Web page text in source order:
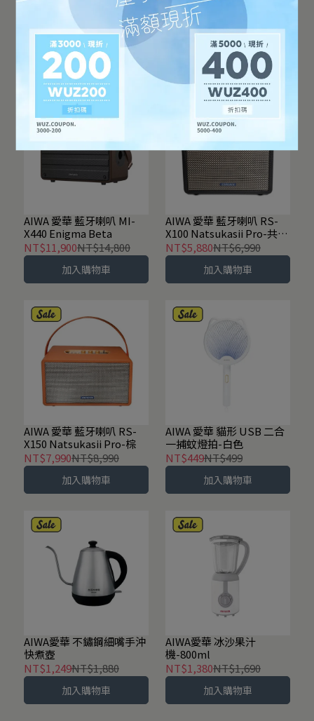
AIWA 愛華 真無線藍牙耳機
NT$2,180NT$2,680
加入購物車
AIWA 愛華 紫外線除菌烘碗
機
NT$2,590NT$3,290
加入購物車
AIWA 愛華 藍牙喇叭 MI-
X440 Enigma Beta
NT$11,900NT$14,800
加入購物車
AIWA 愛華 藍牙喇叭 RS-
X100 Natsukasii Pro-共2
色
NT$5,880NT$6,990
加入購物車
AIWA 愛華 藍牙喇叭 RS-
X150 Natsukasii Pro-棕
NT$7,990NT$8,990
加入購物車
AIWA 愛華 貓形 USB 二合
一捕蚊燈拍-白色
NT$449NT$499
加入購物車
AIWA愛華 不鏽鋼細嘴手沖
快煮壺
NT$1,249NT$1,880
加入購物車
AIWA愛華 冰沙果汁
機-800ml
NT$1,380NT$1,690
加入購物車